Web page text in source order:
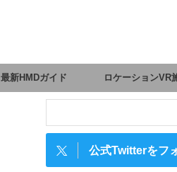
最新HMDガイド ロケーションVR
公式Twitterをフ